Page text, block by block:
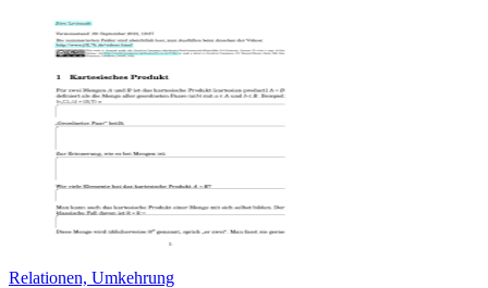
Relationen, Umkehrung